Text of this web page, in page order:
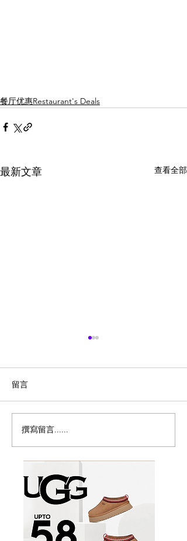
餐厅优惠Restaurant's Deals
最新文章 查看全部
冬至/圣诞大餐汇总！
$29.99片皮鸭二食，我先
冲了
留言
撰寫留言......